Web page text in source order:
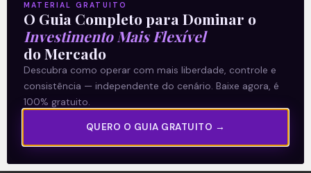
Leia mais
10/08/2021
MATERIAL GRATUITO
O Guia Completo para Dominar o
Investimento Mais Flexível
do Mercado
Descubra como operar com mais liberdade, controle e
consistência — independente do cenário. Baixe agora, é
100% gratuito.
QUERO O GUIA GRATUITO →